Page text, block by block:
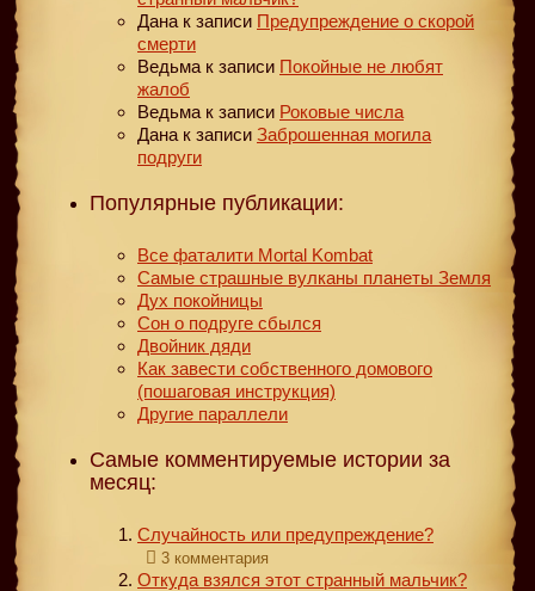
Дана к записи Предупреждение о скорой
смерти
Ведьма к записи Покойные не любят
жалоб
Ведьма к записи Роковые числа
Дана к записи Заброшенная могила
подруги
Популярные публикации:
Все фаталити Mortal Kombat
Самые страшные вулканы планеты Земля
Дух покойницы
Сон о подруге сбылся
Двойник дяди
Как завести собственного домового
(пошаговая инструкция)
Другие параллели
Самые комментируемые истории за
месяц:
Случайность или предупреждение?
3 комментария
Откуда взялся этот странный мальчик?